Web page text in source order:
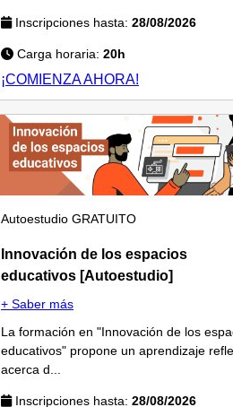
Inscripciones hasta: 28/08/2026
Carga horaria: 20h
¡COMIENZA AHORA!
Autoestudio GRATUITO
Innovación de los espacios
educativos [Autoestudio]
+ Saber más
La formación en "Innovación de los
educativos" propone un aprendizaje
acerca d...
Inscripciones hasta: 28/08/2026